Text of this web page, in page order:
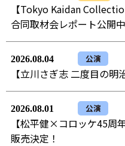
【Tokyo Kaidan
合同取材会レポート公開中
2026.08.04 公演
【立川さぎ志 二度目の明
2026.08.01 公演
【松平健×コロッケ45周
販売決定！